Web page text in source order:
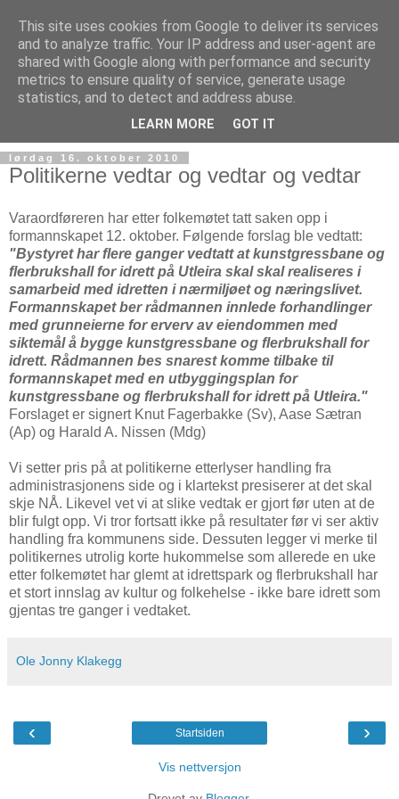
lørdag 16. oktober 2010
Politikerne vedtar og vedtar og vedtar
Varaordføreren har etter folkemøtet tatt saken opp i
formannskapet 12. oktober. Følgende forslag ble vedtatt:
"Bystyret har flere ganger vedtatt at kunstgressbane og
flerbrukshall for idrett på Utleira skal skal realiseres i
samarbeid med idretten i nærmiljøet og næringslivet.
Formannskapet ber rådmannen innlede forhandlinger
med grunneierne for erverv av eiendommen med
siktemål å bygge kunstgressbane og flerbrukshall for
idrett. Rådmannen bes snarest komme tilbake til
formannskapet med en utbyggingsplan for
kunstgressbane og flerbrukshall for idrett på Utleira."
Forslaget er signert Knut Fagerbakke (Sv), Aase Sætran
(Ap) og Harald A. Nissen (Mdg)
Vi setter pris på at politikerne etterlyser handling fra
administrasjonens side og i klartekst presiserer at det skal
skje NÅ. Likevel vet vi at slike vedtak er gjort før uten at de
blir fulgt opp. Vi tror fortsatt ikke på resultater før vi ser aktiv
handling fra kommunens side. Dessuten legger vi merke til
politikernes utrolig korte hukommelse som allerede en uke
etter folkemøtet har glemt at idrettspark og flerbrukshall har
et stort innslag av kultur og folkehelse - ikke bare idrett som
gjentas tre ganger i vedtaket.
Ole Jonny Klakegg
‹ ›
Startsiden
Vis nettversjon
This site uses cookies from Google to deliver its services
and to analyze traffic. Your IP address and user-agent are
shared with Google along with performance and security
metrics to ensure quality of service, generate usage
statistics, and to detect and address abuse.
LEARN MORE GOT IT